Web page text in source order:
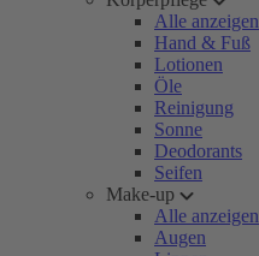
Alle anzeigen
Hand & Fuß
Lotionen
Öle
Reinigung
Sonne
Deodorants
Seifen
Make-up
Alle anzeigen
Augen